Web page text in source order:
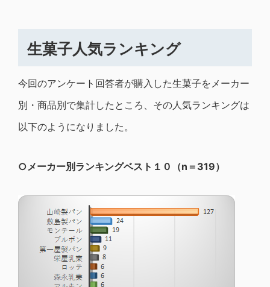
生菓子人気ランキング
今回のアンケート回答者が購入した生菓子をメーカー
別・商品別で集計したところ、その人気ランキングは
以下のようになりました。
○メーカー別ランキングベスト１０（n＝319）